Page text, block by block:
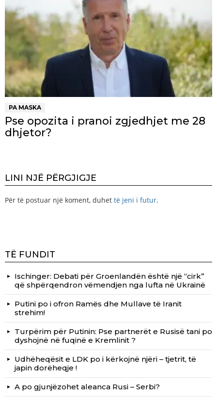
PA MASKA
Pse opozita i pranoi zgjedhjet me 28
dhjetor?
LINI NJË PËRGJIGJE
Për të postuar një koment, duhet të jeni i futur.
TË FUNDIT
Ischinger: Debati për Groenlandën është një “cirk”
që shpërqendron vëmendjen nga lufta në Ukrainë
Putini po i ofron Ramës dhe Mullave të Iranit
strehim!
Turpërim për Putinin: Pse partnerët e Rusisë tani po
dyshojnë në fuqinë e Kremlinit ?
Udhëheqësit e LDK po i kërkojnë njëri – tjetrit, të
japin dorëheqje !
A po gjunjëzohet aleanca Rusi – Serbi?